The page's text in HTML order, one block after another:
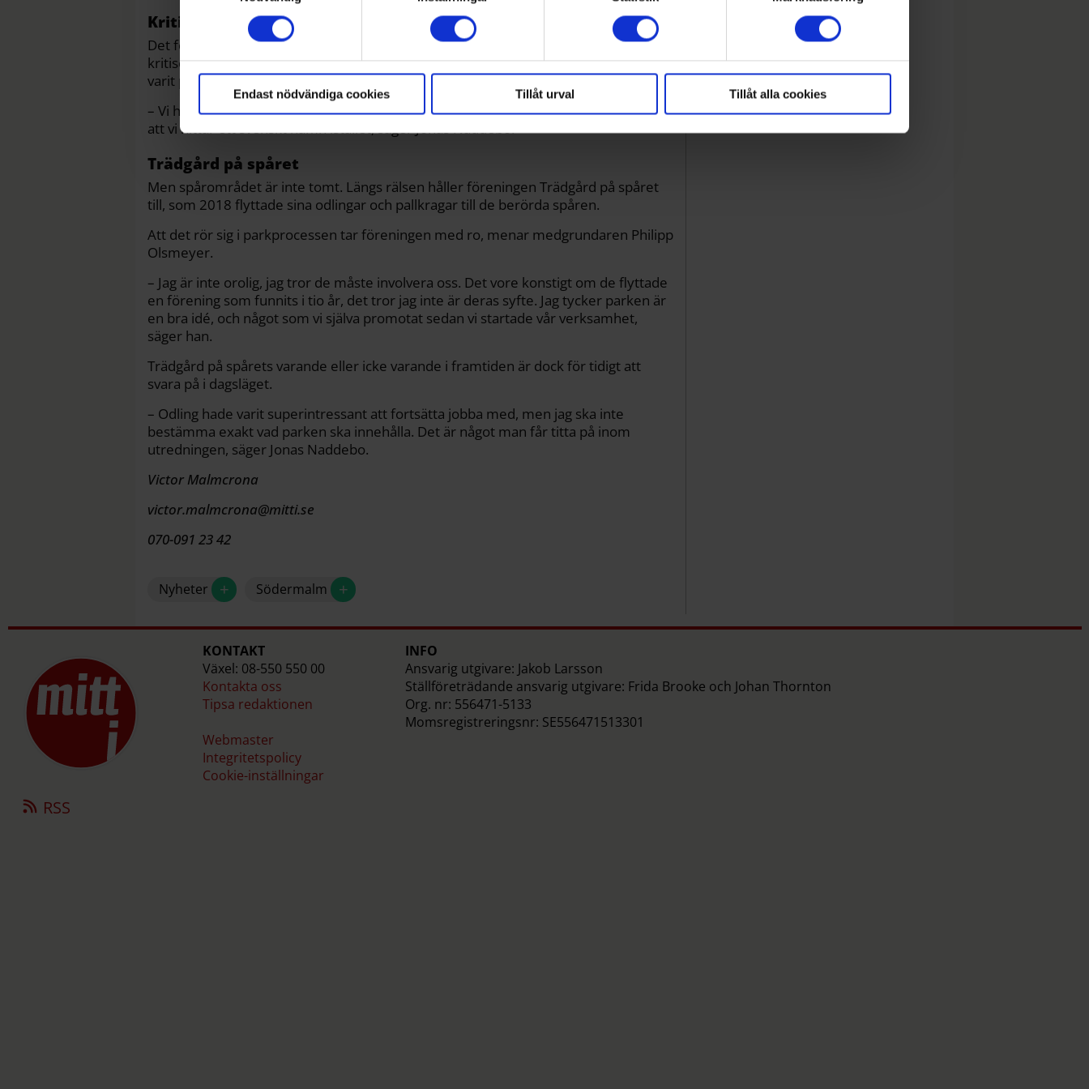
Ta reda på mer om hur dina personliga uppgifter behandlas och ställ in dina preferenser i
detaljsektionen
Endast nödvändiga cookies Tillåt urval Tillåt alla cookies
Kritiserat namn
Det föreslagna namnet, Stockholm Low Line, har sedan det presenterades
kritiserats hårt. Trots det har det varit arbetsnamnet under de fem år projektet
varit på tapeten. Men nu ser det ut som att det kanske blir ett annat namn ändå.
– Vi har fått mycket synpunkter på att det är ett engelskt namn. Jag tror det är bäst
att vi hittar ett svenskt namn istället, säger Jonas Naddebo.
Trädgård på spåret
Men spårområdet är inte tomt. Längs rälsen håller föreningen Trädgård på spåret
till, som 2018 flyttade sina odlingar och pallkragar till de berörda spåren.
Att det rör sig i parkprocessen tar föreningen med ro, menar medgrundaren Philipp
Olsmeyer.
– Jag är inte orolig, jag tror de måste involvera oss. Det vore konstigt om de flyttade
en förening som funnits i tio år, det tror jag inte är deras syfte. Jag tycker parken är
en bra idé, och något som vi själva promotat sedan vi startade vår verksamhet,
säger han.
Trädgård på spårets varande eller icke varande i framtiden är dock för tidigt att
svara på i dagsläget.
– Odling hade varit superintressant att fortsätta jobba med, men jag ska inte
bestämma exakt vad parken ska innehålla. Det är något man får titta på inom
utredningen, säger Jonas Naddebo.
Victor Malmcrona
victor.malmcrona@mitti.se
070-091 23 42
Nyheter + Södermalm +
KONTAKT
Växel: 08-550 550 00
Kontakta oss
Tipsa redaktionen
Webmaster
Integritetspolicy
Cookie-inställningar
INFO
Ansvarig utgivare: Jakob Larsson
Ställföreträdande ansvarig utgivare: Frida Brooke och Johan Thornton
Org. nr: 556471-5133
Momsregistreringsnr: SE556471513301
RSS